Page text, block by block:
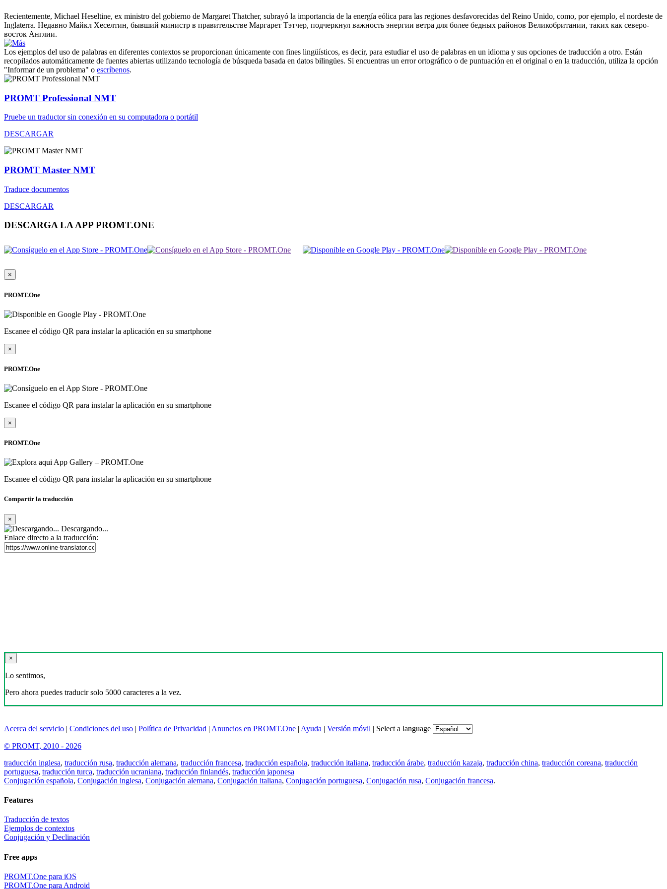
Recientemente, Michael Heseltine, ex ministro del gobierno de Margaret Thatcher, subrayó la importancia de la energía eólica para las regiones desfavorecidas del Reino Unido, como, por ejemplo, el nordeste de
Inglaterra. Недавно Майкл Хеселтин, бывший министр в правительстве Маргарет Тэтчер, подчеркнул важность энергии ветра для более бедных районов Великобритании, таких как северо-
восток Англии.
Los ejemplos del uso de palabras en diferentes contextos se proporcionan únicamente con fines lingüísticos, es decir, para estudiar el uso de palabras en un idioma y sus opciones de traducción a otro. Están
recopilados automáticamente de fuentes abiertas utilizando tecnología de búsqueda basada en datos bilingües. Si encuentras un error ortográfico o de puntuación en el original o en la traducción, utiliza la opción
"Informar de un problema" o escríbenos.
PROMT Professional NMT
Pruebe un traductor sin conexión en su computadora o portátil
DESCARGAR
PROMT Master NMT
Traduce documentos
DESCARGAR
DESCARGA LA APP PROMT.ONE
×
PROMT.One
Escanee el código QR para instalar la aplicación en su smartphone
×
PROMT.One
Escanee el código QR para instalar la aplicación en su smartphone
×
PROMT.One
Escanee el código QR para instalar la aplicación en su smartphone
Compartir la traducción
×
Descargando...
Enlace directo a la traducción:
×
Lo sentimos,
Pero ahora puedes traducir solo 5000 caracteres a la vez.
Acerca del servicio | Condiciones del uso | Política de Privacidad | Anuncios en PROMT.One | Ayuda | Versión móvil | Select a language
© PROMT, 2010 - 2026
traducción inglesa, traducción rusa, traducción alemana, traducción francesa, traducción española, traducción italiana, traducción árabe, traducción kazaja, traducción china, traducción coreana, traducción
portuguesa, traducción turca, traducción ucraniana, traducción finlandés, traducción japonesa
Conjugación española, Conjugación inglesa, Conjugación alemana, Conjugación italiana, Conjugación portuguesa, Conjugación rusa, Conjugación francesa.
Features
Traducción de textos
Ejemplos de contextos
Conjugación y Declinación
Free apps
PROMT.One para iOS
PROMT.One para Android